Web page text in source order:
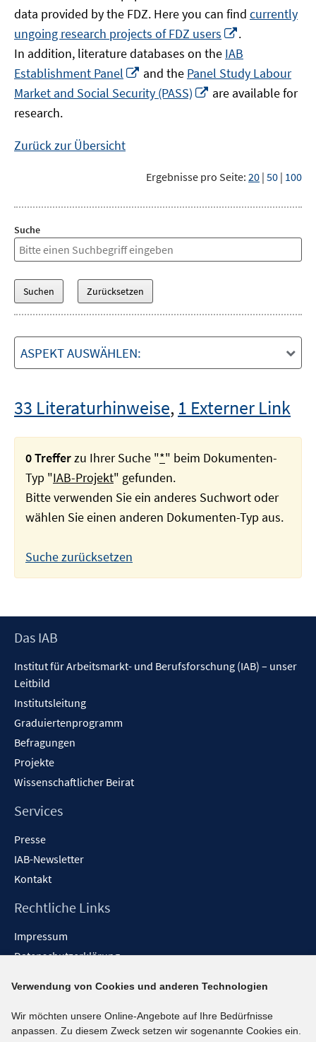
data provided by the FDZ. Here you can find currently
ungoing research projects of FDZ users
neuem
Fenster
öffnen
.
In addition, literature databases on the IAB
Establishment Panel
In
neuem
Fenster
and the Panel Study Labour
Market and Social Security (PASS)
In
are available for
research.
Zurück zur Übersicht
Ergebnisse pro Seite: 20 | 50 | 100
Suche
ASPEKT AUSWÄHLEN:
33 Literaturhinweise, 1 Externer Link
0 Trefferzu Ihrer Suche "*" beim Dokumenten-
Typ "IAB-Projekt" gefunden.
Bitte verwenden Sie ein anderes Suchwort oder
wählen Sie einen anderen Dokumenten-Typ aus.
Suche zurücksetzen
Footer
Das IAB
Institut für Arbeitsmarkt- und Berufsforschung (IAB) – unser
Leitbild
Institutsleitung
Graduiertenprogramm
Befragungen
Projekte
Wissenschaftlicher Beirat
Services
Presse
IAB-Newsletter
Kontakt
Rechtliche Links
Impressum
Datenschutzerklärung
Barrieren melden
Social-Media-Kanäle
Verwendung von Cookies und anderen Technologien
Wir möchten unsere Online-Angebote auf Ihre Bedürfnisse
anpassen. Zu diesem Zweck setzen wir sogenannte Cookies ein.